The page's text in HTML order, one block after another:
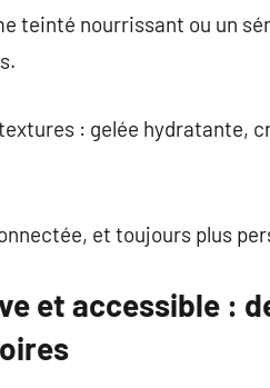
teinté nourrissant ou un
: gelée hydratante,
et toujours plus
et accessible :